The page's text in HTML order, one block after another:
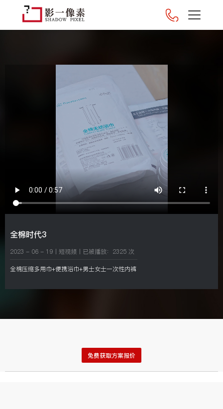
全棉时代3
2023 - 06 - 19 丨 短视频 丨已被播放： 2325 次
全棉压缩多用巾+便携浴巾+男士女士一次性内裤
免费获取方案报价